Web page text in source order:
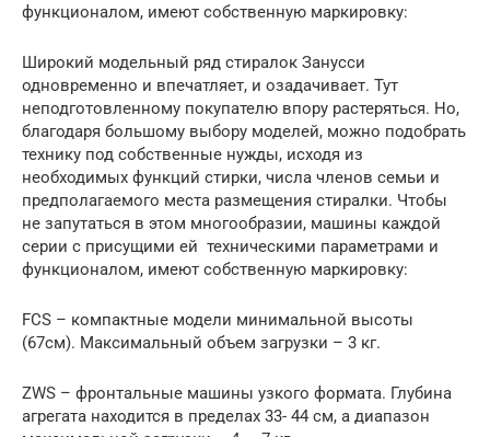
функционалом, имеют собственную маркировку:
Широкий модельный ряд стиралок Занусси
одновременно и впечатляет, и озадачивает. Тут
неподготовленному покупателю впору растеряться. Но,
благодаря большому выбору моделей, можно подобрать
технику под собственные нужды, исходя из
необходимых функций стирки, числа членов семьи и
предполагаемого места размещения стиралки. Чтобы
не запутаться в этом многообразии, машины каждой
серии с присущими ей техническими параметрами и
функционалом, имеют собственную маркировку:
FCS – компактные модели минимальной высоты
(67см). Максимальный объем загрузки – 3 кг.
ZWS – фронтальные машины узкого формата. Глубина
агрегата находится в пределах 33- 44 см, а диапазон